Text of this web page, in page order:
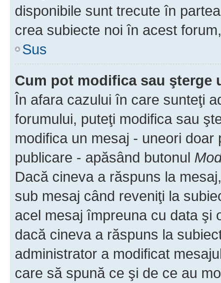
disponibile sunt trecute în
crea subiecte noi în acest
Sus
Cum pot modifica sau şterge
În afara cazului în care sunteţi
forumului, puteţi modifica sau
modifica un mesaj - uneori
publicare - apăsând butonul
Dacă cineva a răspuns la
sub mesaj când reveniţi la
acel mesaj împreuna cu data şi
dacă cineva a răspuns la
administrator a modificat
care să spună ce şi de ce au